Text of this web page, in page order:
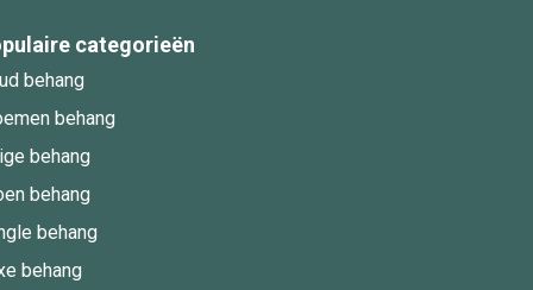
categorieën
behang
behang
behang
behang
behang
behang